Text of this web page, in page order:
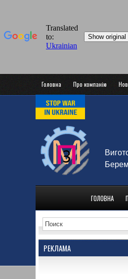
Головна Про компанію
ГОЛОВНА
РЕКЛАМА